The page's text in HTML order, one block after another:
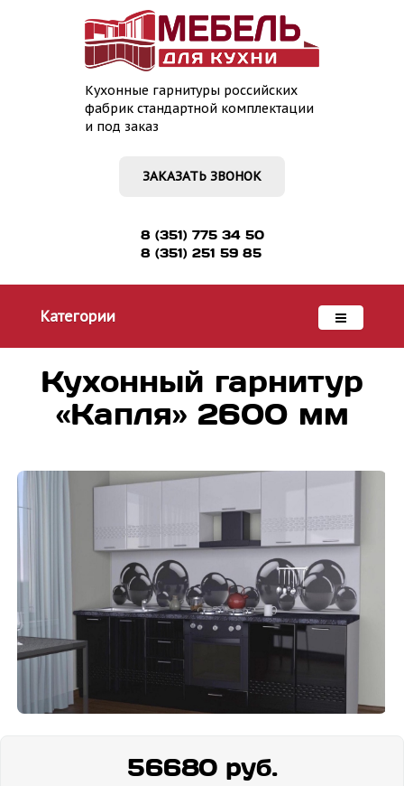
Кухонные гарнитуры российских
фабрик стандартной комплектации
и под заказ
ЗАКАЗАТЬ ЗВОНОК
8 (351) 775 34 50
8 (351) 251 59 85
Категории
Кухонный гарнитур
«Капля» 2600 мм
56680 руб.